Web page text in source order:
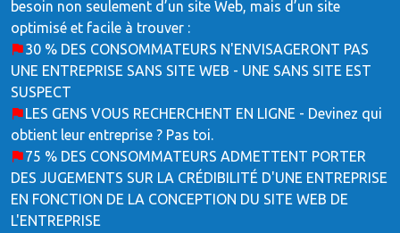
besoin non seulement d’un site Web, mais d’un site
optimisé et facile à trouver :
30 % DES CONSOMMATEURS N'ENVISAGERONT PAS
UNE ENTREPRISE SANS SITE WEB - UNE SANS SITE EST
SUSPECT
LES GENS VOUS RECHERCHENT EN LIGNE - Devinez qui
obtient leur entreprise ? Pas toi.
75 % DES CONSOMMATEURS ADMETTENT PORTER
DES JUGEMENTS SUR LA CRÉDIBILITÉ D'UNE ENTREPRISE
EN FONCTION DE LA CONCEPTION DU SITE WEB DE
L'ENTREPRISE